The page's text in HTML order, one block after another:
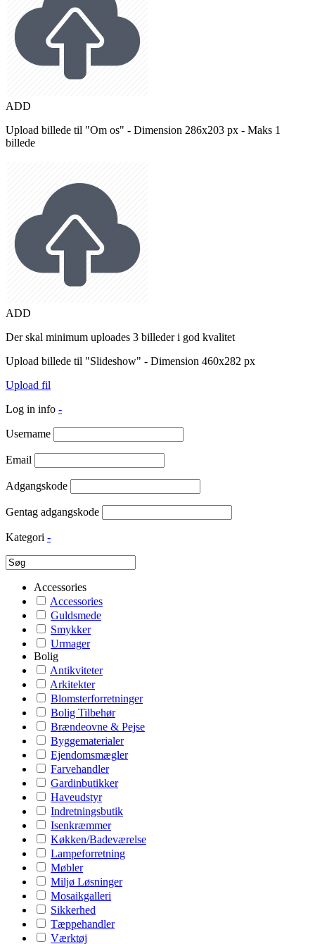
ADD
Upload billede til "Om os" - Dimension 286x203 px - Maks 1
billede
ADD
Der skal minimum uploades 3 billeder i god kvalitet
Upload billede til "Slideshow" - Dimension 460x282 px
Upload fil
Log in info -
Username
Email
Adgangskode
Gentag adgangskode
Kategori -
Accessories
Accessories
Guldsmede
Smykker
Urmager
Bolig
Antikviteter
Arkitekter
Blomsterforretninger
Bolig Tilbehør
Brændeovne & Pejse
Byggematerialer
Ejendomsmægler
Farvehandler
Gardinbutikker
Haveudstyr
Indretningsbutik
Isenkræmmer
Køkken/Badeværelse
Lampeforretning
Møbler
Miljø Løsninger
Mosaikgalleri
Sikkerhed
Tæppehandler
Værktøj